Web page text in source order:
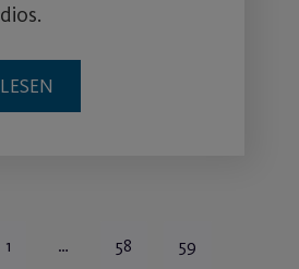
1 … 58 59